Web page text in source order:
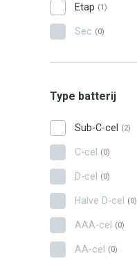
Etap (1)
Sec (0)
Type batterij
Sub-C-cel (2)
C-cel (0)
D-cel (0)
Halve D-cel (0)
AAA-cel (0)
AA-cel (0)